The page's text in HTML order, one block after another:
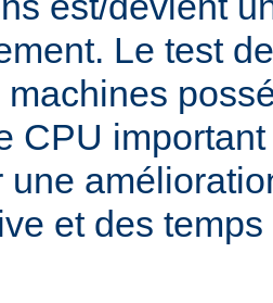
Le test
CPU
une
et des